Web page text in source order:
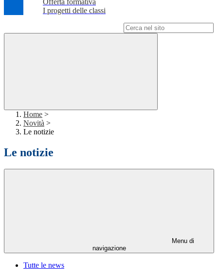
Offerta formativa
I progetti delle classi
Home >
Novità >
Le notizie
Le notizie
Menu di
navigazione
Tutte le news